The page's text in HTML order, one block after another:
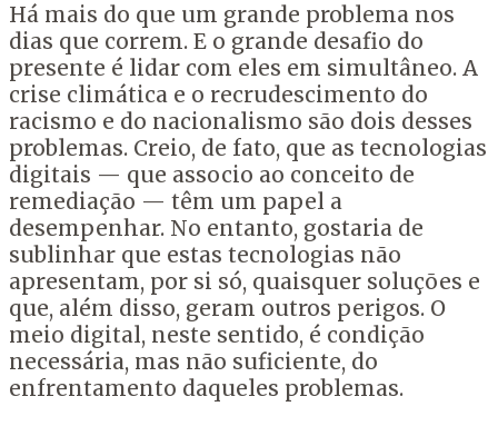
Há mais do que um grande problema nos
dias que correm. E o grande desafio do
presente é lidar com eles em simultâneo. A
crise climática e o recrudescimento do
racismo e do nacionalismo são dois desses
problemas. Creio, de fato, que as tecnologias
digitais — que associo ao conceito de
remediação — têm um papel a
desempenhar. No entanto, gostaria de
sublinhar que estas tecnologias não
apresentam, por si só, quaisquer soluções e
que, além disso, geram outros perigos. O
meio digital, neste sentido, é condição
necessária, mas não suficiente, do
enfrentamento daqueles problemas.